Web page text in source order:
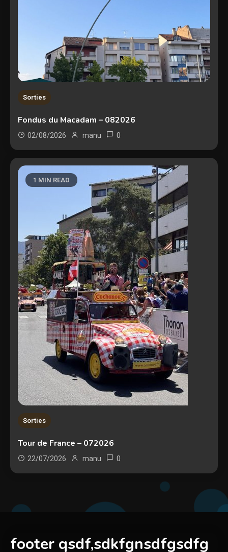
Sorties
Fondus du Macadam – 082026
02/08/2026 manu 0
1 MIN READ
Sorties
Tour de France – 072026
22/07/2026 manu 0
footer qsdf,sdkfgnsdfgsdfg